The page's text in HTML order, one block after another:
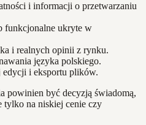
i informacji o przetwarzaniu
funkcjonalne ukryte w
i realnych opinii z rynku.
języka polskiego.
i eksportu plików.
powinien być decyzją świadomą,
tylko na niskiej cenie czy